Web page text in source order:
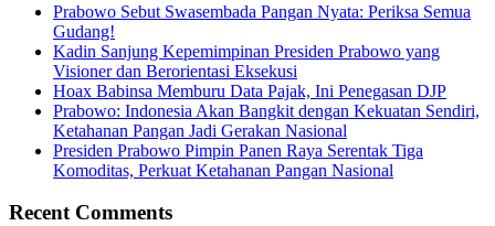
Prabowo Sebut Swasembada Pangan Nyata: Periksa Semua
Gudang!
Kadin Sanjung Kepemimpinan Presiden Prabowo yang
Visioner dan Berorientasi Eksekusi
Hoax Babinsa Memburu Data Pajak, Ini Penegasan DJP
Prabowo: Indonesia Akan Bangkit dengan Kekuatan Sendiri,
Ketahanan Pangan Jadi Gerakan Nasional
Presiden Prabowo Pimpin Panen Raya Serentak Tiga
Komoditas, Perkuat Ketahanan Pangan Nasional
Recent Comments